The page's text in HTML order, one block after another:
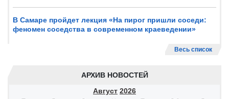
В Самаре пройдет лекция «На пирог пришли соседи:
феномен соседства в современном краеведении»
Весь список
АРХИВ НОВОСТЕЙ
Август 2026